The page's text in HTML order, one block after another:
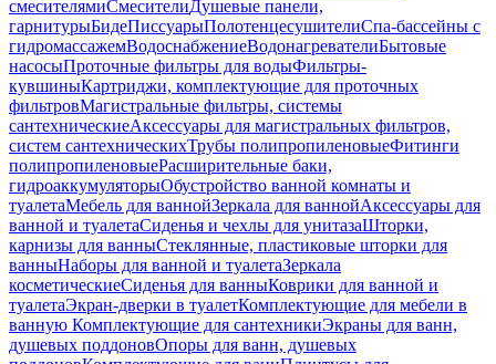
смесителямиСмесителиДушевые панели,
гарнитурыБидеПиссуарыПолотенцесушителиСпа-бассейны с
гидромассажемВодоснабжениеВодонагревателиБытовые
насосыПроточные фильтры для водыФильтры-
кувшиныКартриджи, комплектующие для проточных
фильтровМагистральные фильтры, системы
сантехническиеАксессуары для магистральных фильтров,
систем сантехническихТрубы полипропиленовыеФитинги
полипропиленовыеРасширительные баки,
гидроаккумуляторыОбустройство ванной комнаты и
туалетаМебель для ваннойЗеркала для ваннойАксессуары для
ванной и туалетаСиденья и чехлы для унитазаШторки,
карнизы для ванныСтеклянные, пластиковые шторки для
ванныНаборы для ванной и туалетаЗеркала
косметическиеСиденья для ванныКоврики для ванной и
туалетаЭкран-дверки в туалетКомплектующие для мебели в
ванную Комплектующие для сантехникиЭкраны для ванн,
душевых поддоновОпоры для ванн, душевых